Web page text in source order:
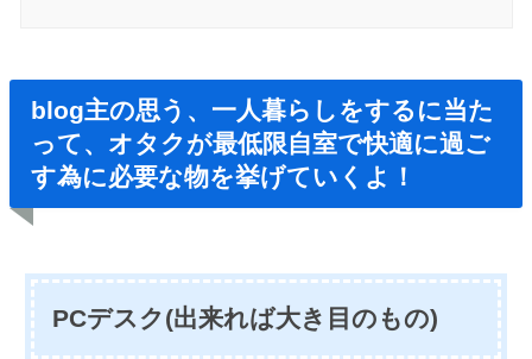
blog主の思う、一人暮らしをするに当た
って、オタクが最低限自室で快適に過ご
す為に必要な物を挙げていくよ！
PCデスク(出来れば大き目のもの)